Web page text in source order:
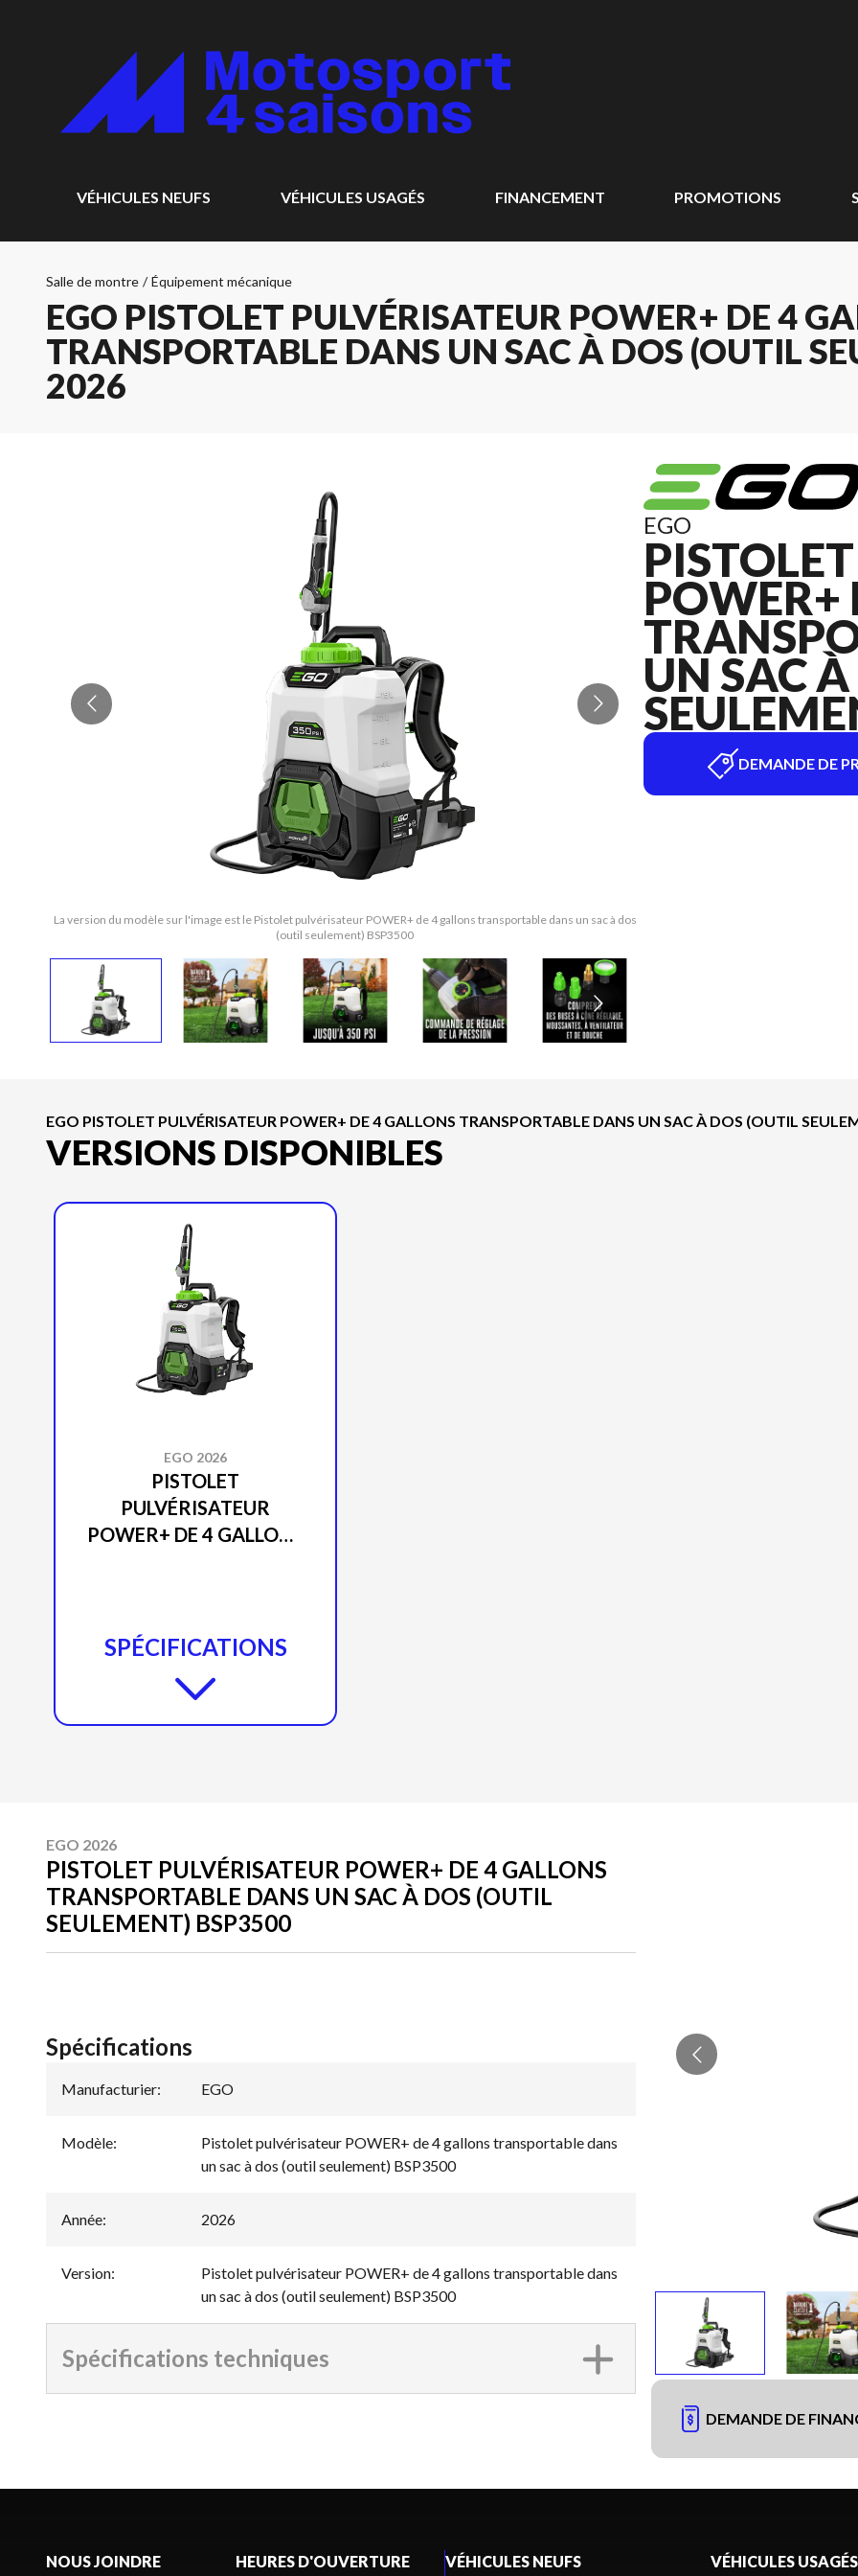
VÉHICULES NEUFS VÉHICULES USAGÉS FINANCEMENT PROMOTIONS
Salle de montre / Équipement mécanique
EGO PISTOLET PULVÉRISATEUR POWER+ DE 4
TRANSPORTABLE DANS UN SAC À DOS (OUTIL
2026
La version du modèle sur l'image est le Pistolet pulvérisateur POWER+ de 4 gallons transportable dans un sac à dos
(outil seulement) BSP3500
EGO
POWER+
UN SAC
DEMANDE DE
EGO PISTOLET PULVÉRISATEUR POWER+ DE 4 GALLONS TRANSPORTABLE DANS UN SAC À DOS (OUTIL
VERSIONS DISPONIBLES
EGO 2026
PISTOLET
PULVÉRISATEUR
POWER+ DE 4 GALLONS
SPÉCIFICATIONS
EGO 2026
PISTOLET PULVÉRISATEUR POWER+ DE 4 GALLONS
TRANSPORTABLE DANS UN SAC À DOS (OUTIL
SEULEMENT) BSP3500
DEMANDE DE
Spécifications
Manufacturier: EGO
Modèle:
Pistolet pulvérisateur POWER+ de 4 gallons transportable dans
un sac à dos (outil seulement) BSP3500
Année: 2026
Version:
Pistolet pulvérisateur POWER+ de 4 gallons transportable dans
un sac à dos (outil seulement) BSP3500
Spécifications techniques
NOUS JOINDRE HEURES D'OUVERTURE VÉHICULES NEUFS VÉHICULES USAGÉS